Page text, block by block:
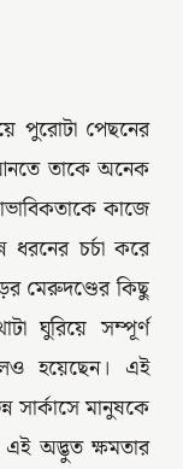
পুরোটা পেছনের
তাকে অনেক
কাজে
ধরনের চর্চা করে
মেরুদণ্ডের কিছু
ঘুরিয়ে সম্পূর্ণ
হয়েছেন। এই
সার্কাসে মানুষকে
এই অদ্ভুত ক্ষমতার